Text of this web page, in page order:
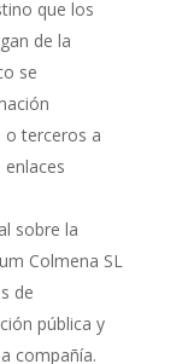
que los
de la
se
o terceros a
sobre la
Colmena SL
de
pública y
compañía.